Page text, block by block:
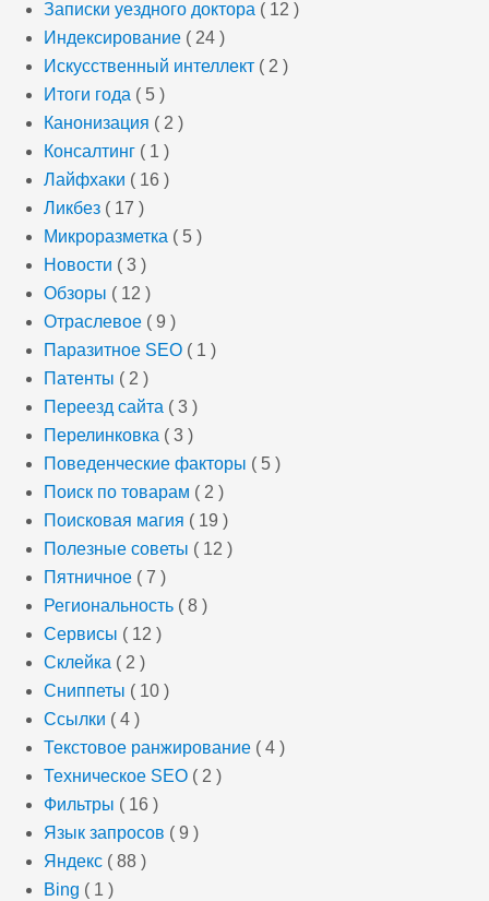
Записки уездного доктора ( 12 )
Индексирование ( 24 )
Искусственный интеллект ( 2 )
Итоги года ( 5 )
Канонизация ( 2 )
Консалтинг ( 1 )
Лайфхаки ( 16 )
Ликбез ( 17 )
Микроразметка ( 5 )
Новости ( 3 )
Обзоры ( 12 )
Отраслевое ( 9 )
Паразитное SEO ( 1 )
Патенты ( 2 )
Переезд сайта ( 3 )
Перелинковка ( 3 )
Поведенческие факторы ( 5 )
Поиск по товарам ( 2 )
Поисковая магия ( 19 )
Полезные советы ( 12 )
Пятничное ( 7 )
Региональность ( 8 )
Сервисы ( 12 )
Склейка ( 2 )
Сниппеты ( 10 )
Ссылки ( 4 )
Текстовое ранжирование ( 4 )
Техническое SEO ( 2 )
Фильтры ( 16 )
Язык запросов ( 9 )
Яндекс ( 88 )
Bing ( 1 )